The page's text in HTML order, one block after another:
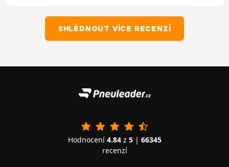
SHLÉDNOUT VÍCE RECENZÍ
Hodnocení 4.84z 5| 66345
recenzí